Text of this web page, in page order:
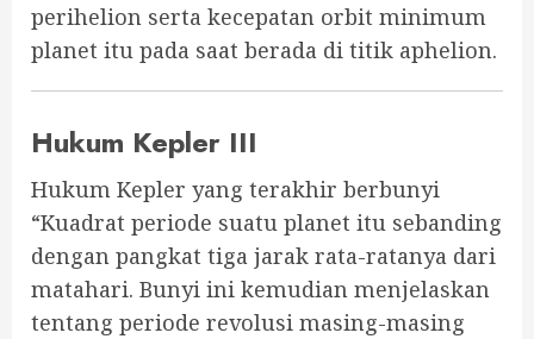
perihelion serta kecepatan orbit minimum
planet itu pada saat berada di titik aphelion.
Hukum Kepler III
Hukum Kepler yang terakhir berbunyi
“Kuadrat periode suatu planet itu sebanding
dengan pangkat tiga jarak rata-ratanya dari
matahari. Bunyi ini kemudian menjelaskan
tentang periode revolusi masing-masing